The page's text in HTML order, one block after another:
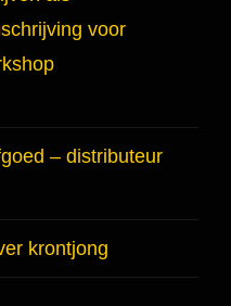
voor
– distributeur
krontjong